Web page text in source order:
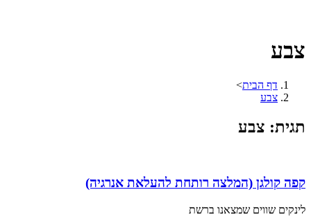
צבע
דף הבית>
צבע
תגית: צבע
קפה קולגן (המלצה רותחת להעלאת אנרגיה)
לינקים שווים שמצאנו ברשת